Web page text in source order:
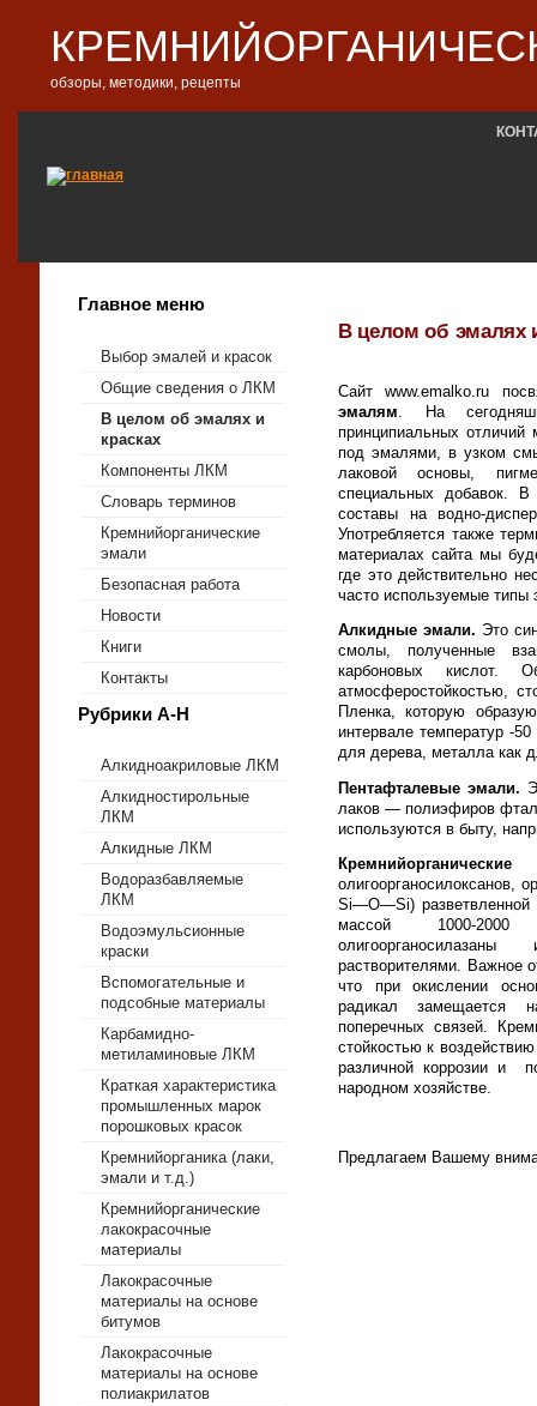
обзоры, методики, рецепты
В целом об эмалях
Сайт www.emalko.ru
эмалям. На
принципиальных
под эмалями, в узком
лаковой основы,
специальных добавок.
составы на водно-
Употребляется также
материалах сайта мы
где это действительно
часто используемые типы
Алкидные эмали. Это
смолы, полученные
карбоновых кислот.
атмосферостойкостью,
Пленка, которую
интервале температур -
для дерева, металла как
Пентафталевые эмали.
лаков — полиэфиров
используются в быту,
олигоорганосилоксанов,
Si—О—Si) разветвленной
массой 1000-2000
растворителями. Важное
что при окислении
радикал замещается
поперечных связей.
стойкостью к
различной коррозии и
народном хозяйстве.
Предлагаем Вашему
Главное меню
Выбор эмалей и красок
Общие сведения о ЛКМ
В целом об эмалях и
красках
Компоненты ЛКМ
Словарь терминов
Кремнийорганические
эмали
Безопасная работа
Новости
Книги
Контакты
Рубрики А-Н
Алкидноакриловые ЛКМ
Алкидностирольные
ЛКМ
Алкидные ЛКМ
Водоразбавляемые
ЛКМ
Водоэмульсионные
краски
Вспомогательные и
подсобные материалы
Карбамидно-
метиламиновые ЛКМ
Краткая характеристика
промышленных марок
порошковых красок
Кремнийорганика (лаки,
эмали и т.д.)
Кремнийорганические
лакокрасочные
материалы
Лакокрасочные
материалы на основе
битумов
Лакокрасочные
материалы на основе
полиакрилатов